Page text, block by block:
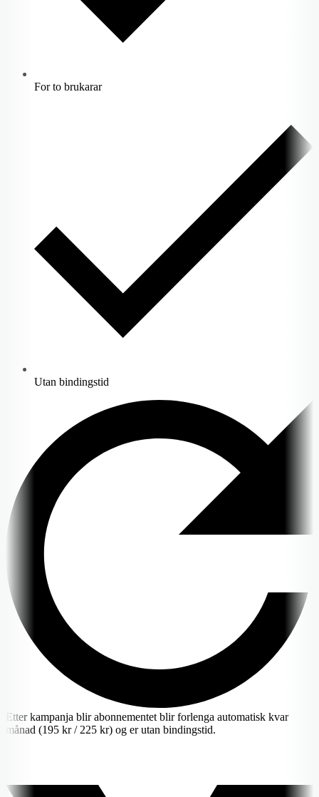
For to brukarar
Utan bindingstid
Etter kampanja blir abonnementet blir forlenga automatisk kvar
månad (195 kr / 225 kr) og er utan bindingstid.